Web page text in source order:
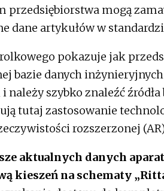
przedsiębiorstwa mogą
artykułów w
pokazuje jak
bazie danych
szybko znaleźć źródła
tutaj zastosowanie
rozszerzonej
aktualnych danych
kieszeń na schematy